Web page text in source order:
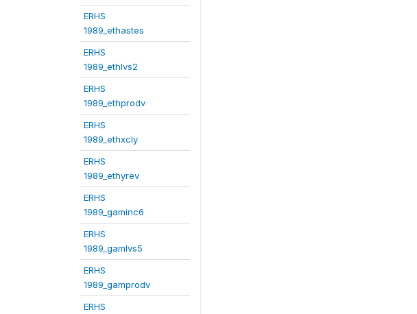
ERHS
1989_ethastes
ERHS
1989_ethlvs2
ERHS
1989_ethprodv
ERHS
1989_ethxcly
ERHS
1989_ethyrev
ERHS
1989_gaminc6
ERHS
1989_gamlvs5
ERHS
1989_gamprodv
ERHS